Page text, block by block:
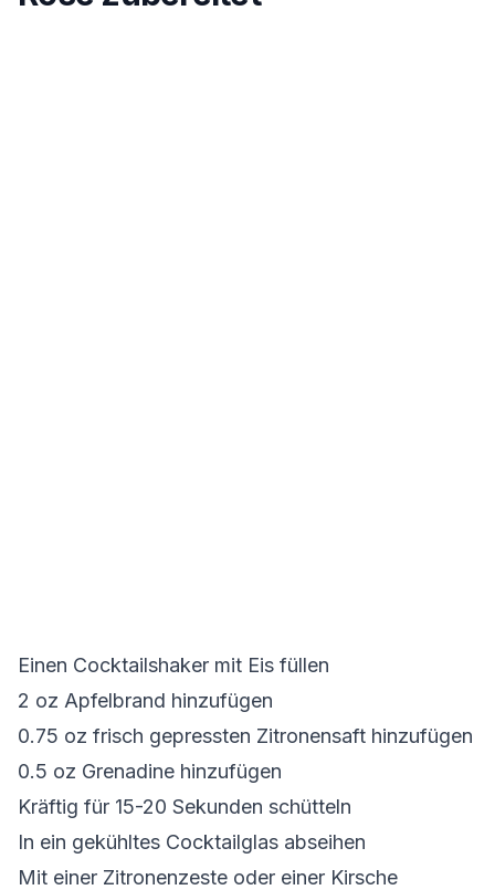
Einen Cocktailshaker mit Eis füllen
2 oz Apfelbrand hinzufügen
0.75 oz frisch gepressten Zitronensaft hinzufügen
0.5 oz Grenadine hinzufügen
Kräftig für 15-20 Sekunden schütteln
In ein gekühltes Cocktailglas abseihen
Mit einer Zitronenzeste oder einer Kirsche